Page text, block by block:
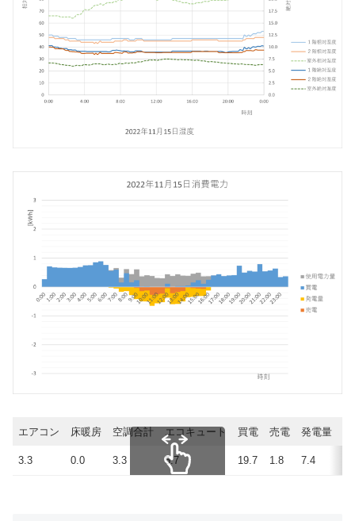
エアコン 床暖房 空調合計 エコキュート 買電 売電 発電量
3.3 0.0 3.3 5.7 19.7 1.8 7.4